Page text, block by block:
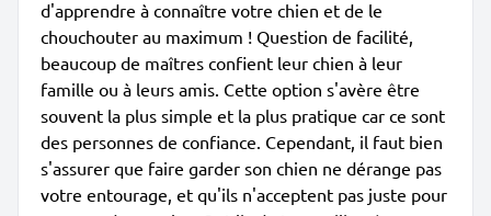
d'apprendre à connaître votre chien et de le
chouchouter au maximum ! Question de facilité,
beaucoup de maîtres confient leur chien à leur
famille ou à leurs amis. Cette option s'avère être
souvent la plus simple et la plus pratique car ce sont
des personnes de confiance. Cependant, il faut bien
s'assurer que faire garder son chien ne dérange pas
votre entourage, et qu'ils n'acceptent pas juste pour